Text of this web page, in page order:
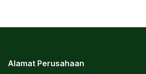
Alamat Perusahaan